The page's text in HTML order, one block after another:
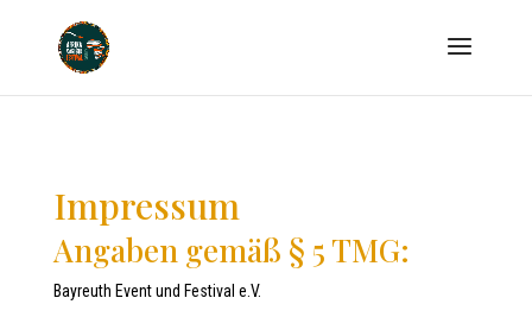
Impressum
Angaben gemäß § 5 TMG:
Bayreuth Event und Festival e.V.